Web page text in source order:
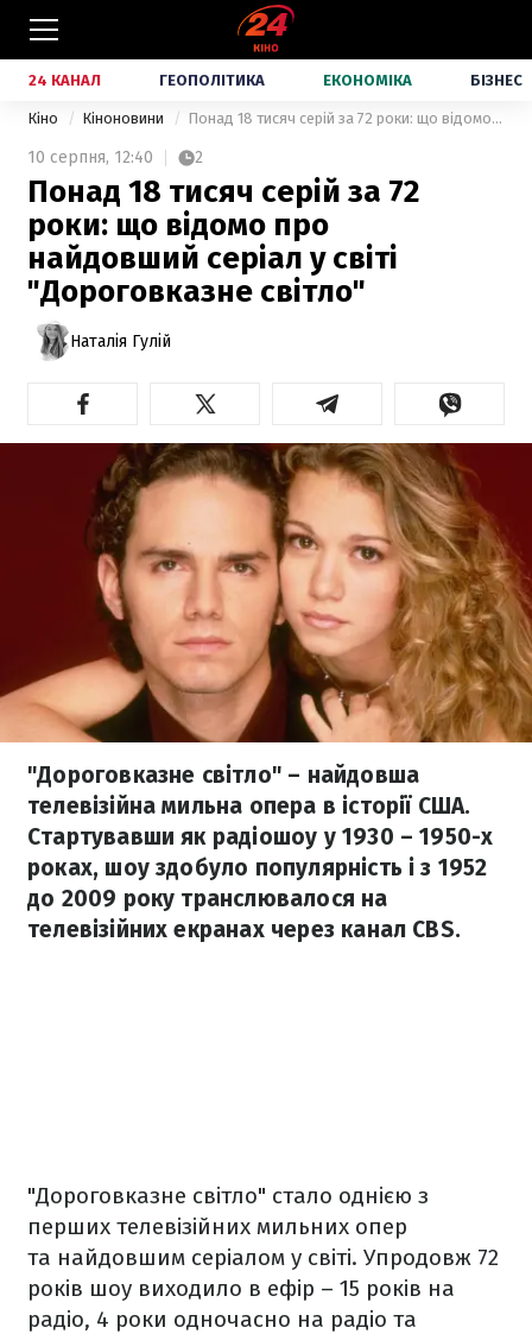
24 КАНАЛ ГЕОПОЛІТИКА ЕКОНОМІКА БІЗНЕС
Кіно Кіноновини Понад 18 тисяч серій за 72 роки: що відомо про найдовший серіал у світі "Дороговказне світло"
10 серпня, 12:40 2
Понад 18 тисяч серій за 72
роки: що відомо про
найдовший серіал у світі
"Дороговказне світло"
Наталія Гулій
"Дороговказне світло" – найдовша
телевізійна мильна опера в історії США.
Стартувавши як радіошоу у 1930 – 1950-х
роках, шоу здобуло популярність і з 1952
до 2009 року транслювалося на
телевізійних екранах через канал CBS.
"Дороговказне світло" стало однією з
перших телевізійних мильних опер
та найдовшим серіалом у світі. Упродовж 72
років шоу виходило в ефір – 15 років на
радіо, 4 роки одночасно на радіо та